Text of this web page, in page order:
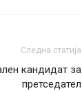
Следна статија
кандидат за
претседател